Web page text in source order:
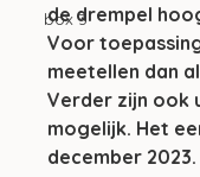
box 3
de drempel
Voor
meetellen dan
Verder zijn ook
mogelijk. Het
december